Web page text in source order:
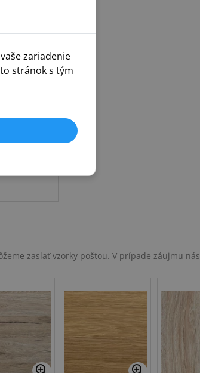
zaslať vzorky poštou. V prípade záujmu nás
zariadenie
stránok s tým